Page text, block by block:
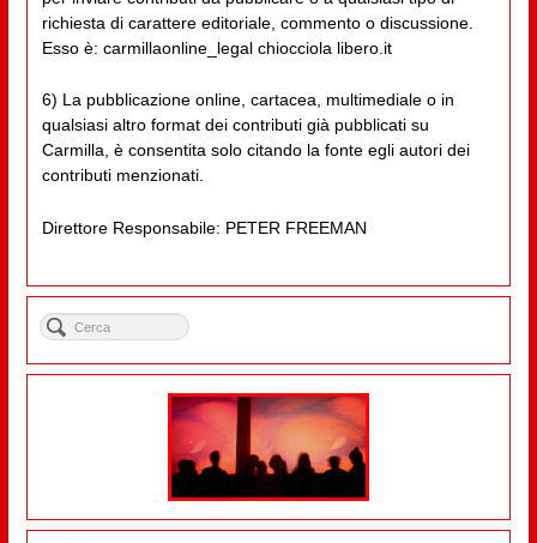
richiesta di carattere editoriale, commento o discussione.
Esso è: carmillaonline_legal chiocciola libero.it
6) La pubblicazione online, cartacea, multimediale o in
qualsiasi altro format dei contributi già pubblicati su
Carmilla, è consentita solo citando la fonte egli autori dei
contributi menzionati.
Direttore Responsabile: PETER FREEMAN